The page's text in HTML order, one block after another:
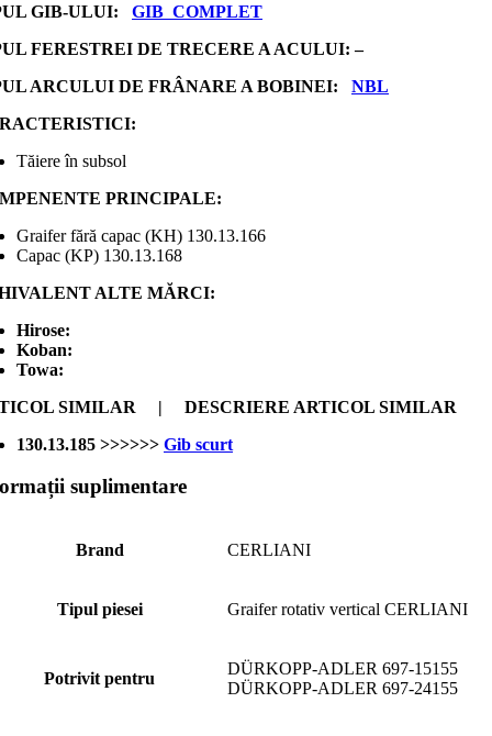
GIB-ULUI: GIB COMPLET
FERESTREI DE TRECERE A ACULUI: –
ARCULUI DE FRÂNARE A BOBINEI: NBL
Tăiere în subsol
PRINCIPALE:
Graifer fără capac (KH) 130.13.166
Capac (KP) 130.13.168
ALTE MĂRCI:
Hirose:
Koban:
Towa:
SIMILAR | DESCRIERE ARTICOL SIMILAR
130.13.185 >>>>>> Gib scurt
suplimentare
Brand CERLIANI
Tipul piesei Graifer rotativ vertical CERLIANI
Potrivit pentru
DÜRKOPP-ADLER 697-15155
DÜRKOPP-ADLER 697-24155